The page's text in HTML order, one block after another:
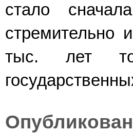
стало
стремительно
тыс. лет